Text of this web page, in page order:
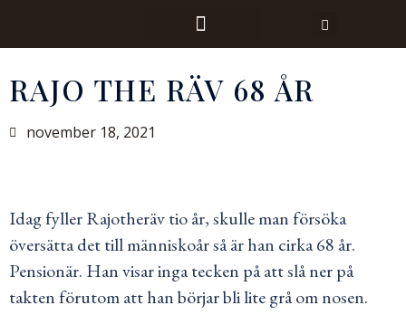
RAJO THE RÄV 68 ÅR
november 18, 2021
Idag fyller Rajotheräv tio år, skulle man försöka
översätta det till människoår så är han cirka 68 år.
Pensionär. Han visar inga tecken på att slå ner på
takten förutom att han börjar bli lite grå om nosen.